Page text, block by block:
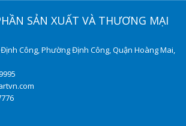
SẢN XUẤT VÀ THƯƠNG MẠI
Định Công, Phường Định Công, Quận Hoàng Mai,